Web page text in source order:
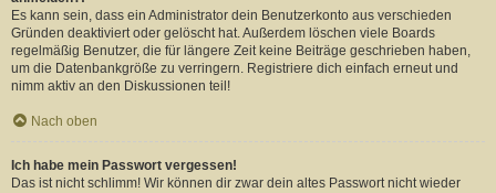
Es kann sein, dass ein Administrator dein Benutzerkonto aus verschieden
Gründen deaktiviert oder gelöscht hat. Außerdem löschen viele Boards
regelmäßig Benutzer, die für längere Zeit keine Beiträge geschrieben haben,
um die Datenbankgröße zu verringern. Registriere dich einfach erneut und
nimm aktiv an den Diskussionen teil!
Nach oben
Ich habe mein Passwort vergessen!
Das ist nicht schlimm! Wir können dir zwar dein altes Passwort nicht wieder